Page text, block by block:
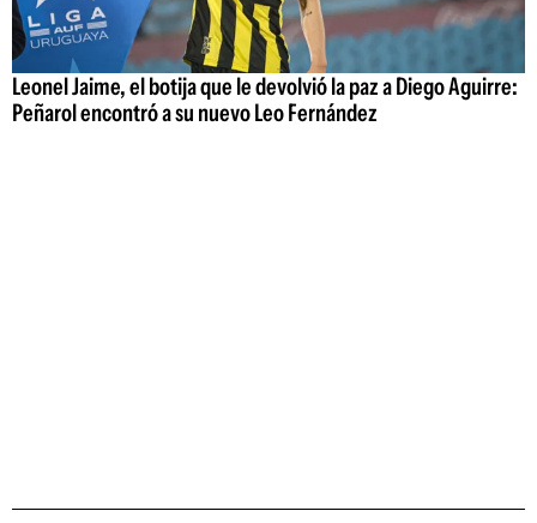
Leonel Jaime, el botija que le devolvió la paz a Diego Aguirre:
Peñarol encontró a su nuevo Leo Fernández